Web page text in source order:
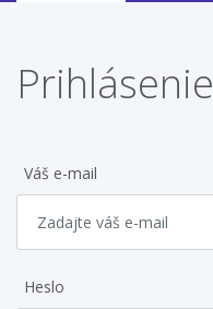
Prihlásenie
Váš e-mail
Heslo